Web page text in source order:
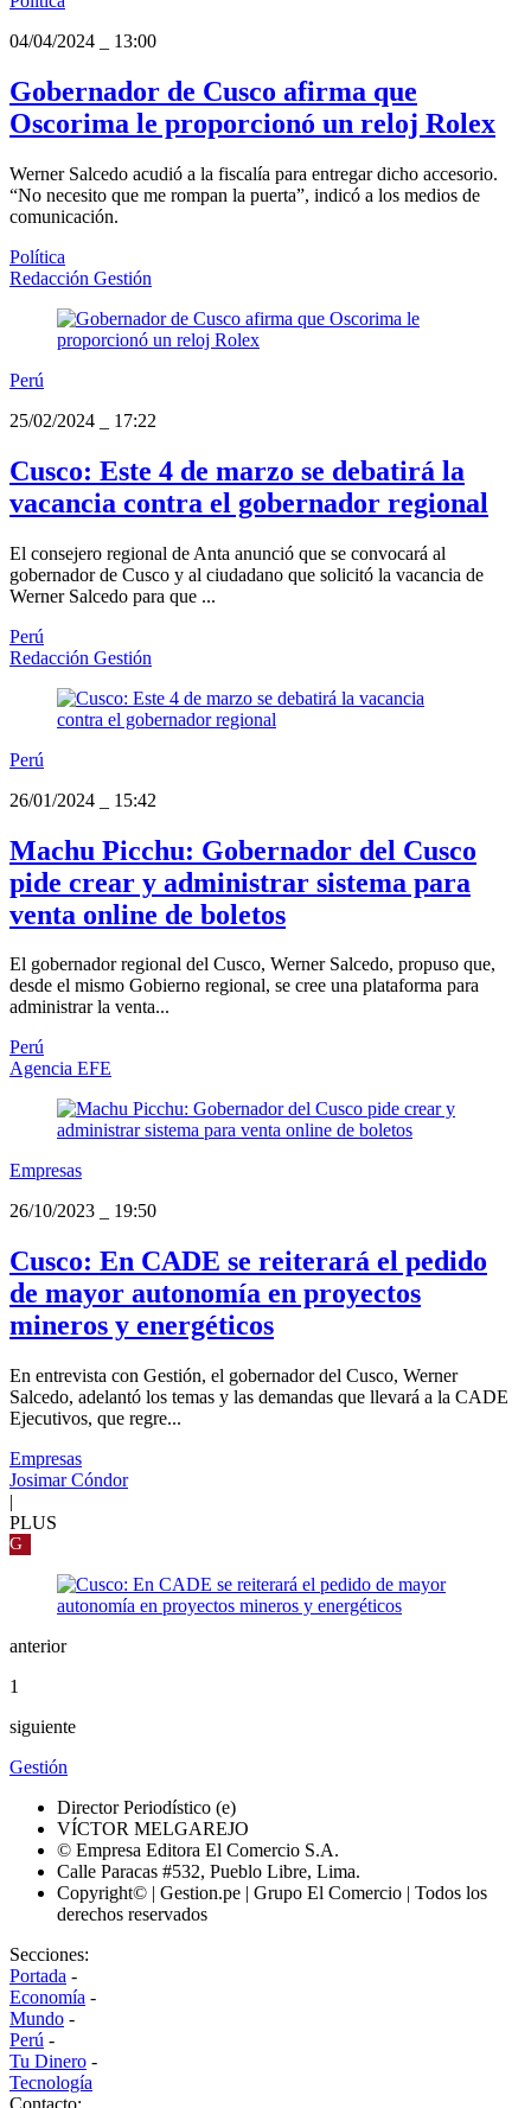
04/04/2024
13:00
Gobernador de Cusco afirma que
Oscorima le proporcionó un reloj Rolex
Werner Salcedo acudió a la fiscalía para entregar dicho accesorio.
“No necesito que me rompan la puerta”, indicó a los medios de
comunicación.
Política
Redacción Gestión
Perú
25/02/2024
17:22
Cusco: Este 4 de marzo se debatirá la
vacancia contra el gobernador regional
El consejero regional de Anta anunció que se convocará al
gobernador de Cusco y al ciudadano que solicitó la vacancia de
Werner Salcedo para que ...
Perú
Redacción Gestión
Perú
26/01/2024
15:42
Machu Picchu: Gobernador del Cusco
pide crear y administrar sistema para
venta online de boletos
El gobernador regional del Cusco, Werner Salcedo, propuso que,
desde el mismo Gobierno regional, se cree una plataforma para
administrar la venta...
Perú
Agencia EFE
Empresas
26/10/2023
19:50
Cusco: En CADE se reiterará el pedido
de mayor autonomía en proyectos
mineros y energéticos
En entrevista con Gestión, el gobernador del Cusco, Werner
Salcedo, adelantó los temas y las demandas que llevará a la CADE
Ejecutivos, que regre...
Empresas
Josimar Cóndor
|
PLUS
G
anterior
1
siguiente
Gestión
Director Periodístico (e)
VÍCTOR MELGAREJO
© Empresa Editora El Comercio S.A.
Calle Paracas #532, Pueblo Libre, Lima.
Copyright© | Gestion.pe | Grupo El Comercio | Todos los
derechos reservados
Secciones:
Portada -
Economía -
Mundo -
Perú -
Tu Dinero -
Tecnología